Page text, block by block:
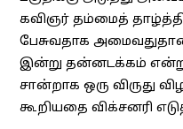
கவிஞர் தம்மைத்
பேசுவதாக
இன்று தன்னடக்கம்
சான்றாக ஒரு விருது
கூறியதை விக்சனரி